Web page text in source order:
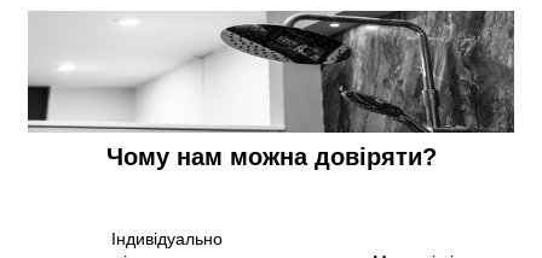
Чому нам можна довіряти?
Індивідуально